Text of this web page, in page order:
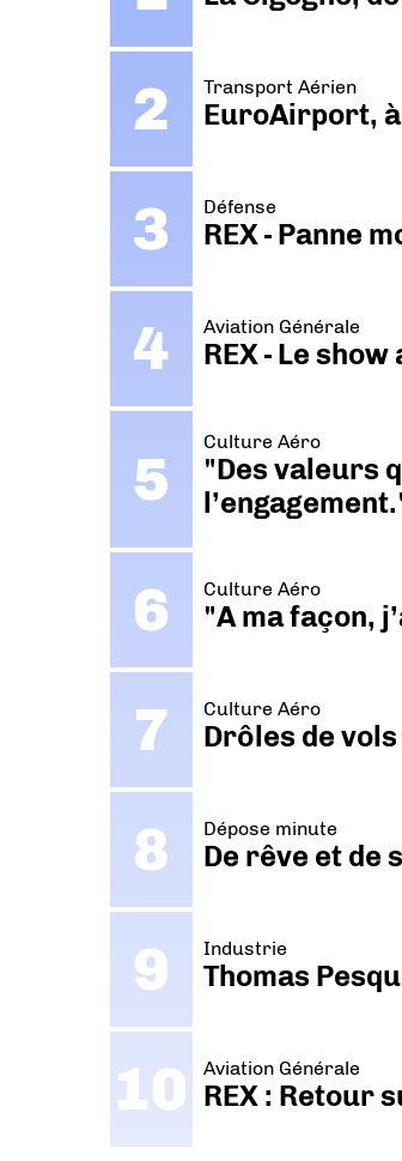
Transport Aérien
EuroAirport,
Défense
REX - Panne
Aviation Générale
REX - Le
Culture Aéro
"Des valeurs
Culture Aéro
"A ma façon,
Culture Aéro
Drôles de
Dépose minute
De rêve et de
Industrie
Thomas
Aviation Générale
REX : Retour